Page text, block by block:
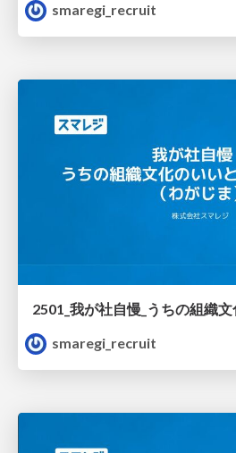
smaregi_recruit
smaregi_recruit